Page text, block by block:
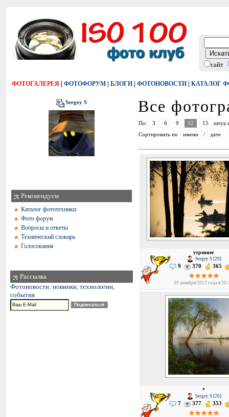
сайт
ФОТОГАЛЕРЕЯ | ФОТОФОРУМ | БЛОГИ | ФОТОНОВОСТИ | КАТАЛОГ
Sergey S
Рекомендуем
Каталог фототехники
Фото форум
Вопросы и ответы
Технический словарь
Голосования
Рассылка
Фотоновости: новинки, технологии,
события
Все
По: 3 6 9 12 15
штук
Сортировать по
имени / дате
утреннее
Sergey S [20]
9 370 365
29 декабря 2012 года в
*
Sergey S [20]
7 377 353